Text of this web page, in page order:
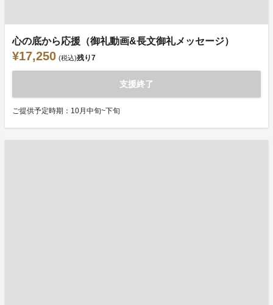
心の底から応援（御礼動画&長文御礼メッセージ）
¥17,250 (税込)残り7
支援終了
ご提供予定時期：10月中旬~下旬